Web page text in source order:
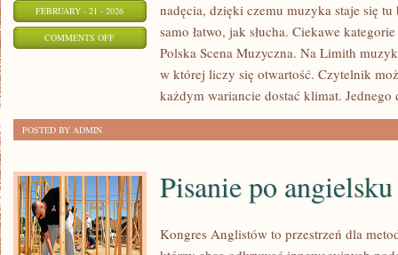
FEBRUARY - 21 - 2026
COMMENTS OFFON
nadęcia, dzięki czemu muzyka staje się
samo łatwo, jak słucha. Ciekawe
Polska Scena Muzyczna. Na Limith
w której liczy się otwartość. Czytelnik
każdym wariancie dostać klimat. Jednego
POSTED BY ADMIN
Pisanie po angielsku
Kongres Anglistów to przestrzeń dla